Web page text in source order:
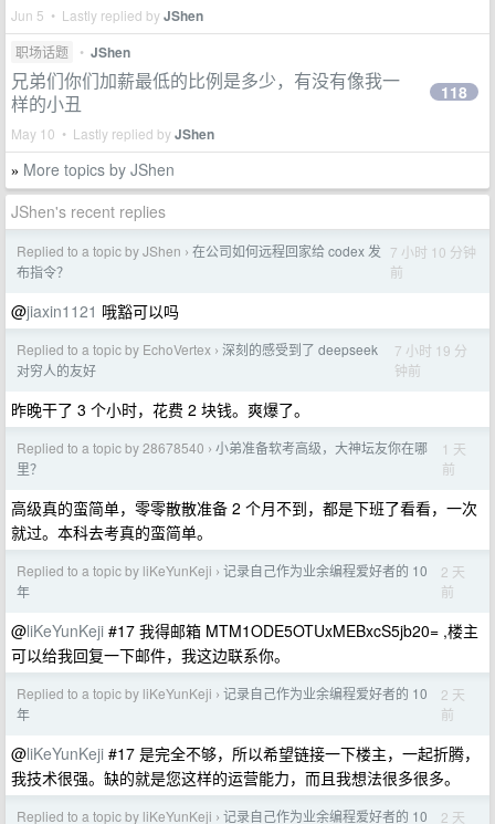
Jun 5 • Lastly replied byJShen
职场话题 • JShen
兄弟们你们加薪最低的比例是多少，有没有像我一
样的小丑
May 10 • Lastly replied byJShen
118
» More topics by JShen
JShen's recent replies
Replied to a topic by JShen › 在公司如何远程回家给 codex 发
布指令？
7 小时 10 分钟
前
@jiaxin1121 哦豁可以吗
Replied to a topic by EchoVertex › 深刻的感受到了 deepseek
对穷人的友好
7 小时 19 分
钟前
昨晚干了 3 个小时，花费 2 块钱。爽爆了。
Replied to a topic by 28678540 › 小弟准备软考高级，大神坛友你在哪
里？
1 天
前
高级真的蛮简单，零零散散准备 2 个月不到，都是下班了看看，一次
就过。本科去考真的蛮简单。
Replied to a topic by liKeYunKeji › 记录自己作为业余编程爱好者的 10
年
2 天
前
@liKeYunKeji #17 我得邮箱 MTM1ODE5OTUxMEBxcS5jb20= ,楼主
可以给我回复一下邮件，我这边联系你。
Replied to a topic by liKeYunKeji › 记录自己作为业余编程爱好者的 10
年
2 天
前
@liKeYunKeji #17 是完全不够，所以希望链接一下楼主，一起折腾，
我技术很强。缺的就是您这样的运营能力，而且我想法很多很多。
Replied to a topic by liKeYunKeji › 记录自己作为业余编程爱好者的 10
2 天